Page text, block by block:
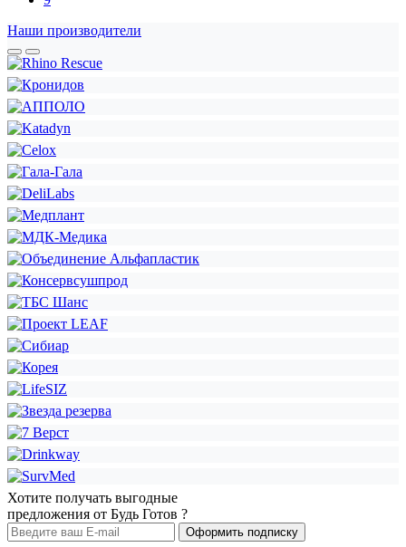
Наши производители
Хотите получать выгодные
предложения от Будь Готов ?
Оформить подписку